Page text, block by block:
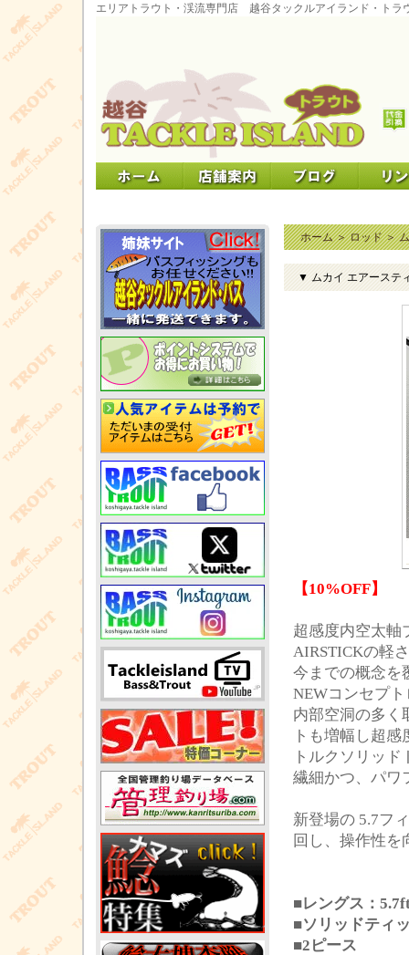
エリアトラウト・渓流専門店 越谷タックルアイランド・トラ
ホーム＞ロッド＞
▼ ムカイ エアーステ
【10%OFF】
超感度内空太軸
AIRSTICKの軽
今までの概念を
NEWコンセプ
内部空洞の多く
トも増幅し超
トルクソリッ
繊細かつ、パワ
新登場の 5.7フ
回し、操作性を
■レングス：
■ソリッドティ
■2ピース